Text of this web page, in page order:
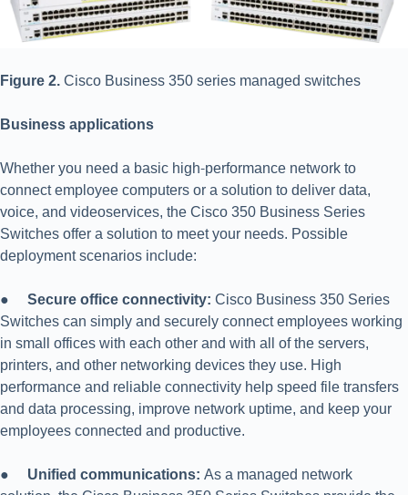
Figure 2.Cisco Business 350 series managed switches
Business applications
Whether you need a basic high-performance network to
connect employee computers or a solution to deliver data,
voice, and videoservices, the Cisco 350 Business Series
Switches offer a solution to meet your needs. Possible
deployment scenarios include:
● Secure office connectivity: Cisco Business 350 Series
Switches can simply and securely connect employees working
in small offices with each other and with all of the servers,
printers, and other networking devices they use. High
performance and reliable connectivity help speed file transfers
and data processing, improve network uptime, and keep your
employees connected and productive.
● Unified communications: As a managed network